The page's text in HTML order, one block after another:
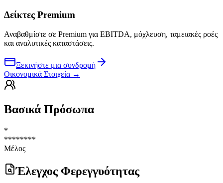
Δείκτες Premium
Αναβαθμίστε σε Premium για EBITDA, μόχλευση, ταμειακές ροές
και αναλυτικές καταστάσεις.
Ξεκινήστε μια συνδρομή
Οικονομικά Στοιχεία →
Βασικά Πρόσωπα
*
********
Μέλος
Έλεγχος Φερεγγυότητας